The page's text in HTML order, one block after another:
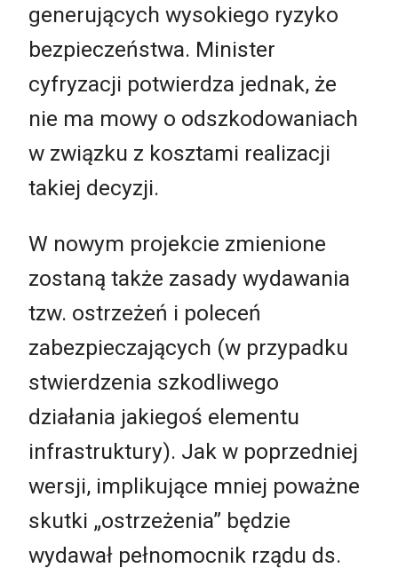
generujących wysokiego ryzyko
bezpieczeństwa. Minister
cyfryzacji potwierdza jednak, że
nie ma mowy o odszkodowaniach
w związku z kosztami realizacji
takiej decyzji.
W nowym projekcie zmienione
zostaną także zasady wydawania
tzw. ostrzeżeń i poleceń
zabezpieczających (w przypadku
stwierdzenia szkodliwego
działania jakiegoś elementu
infrastruktury). Jak w poprzedniej
wersji, implikujące mniej poważne
skutki „ostrzeżenia” będzie
wydawał pełnomocnik rządu ds.